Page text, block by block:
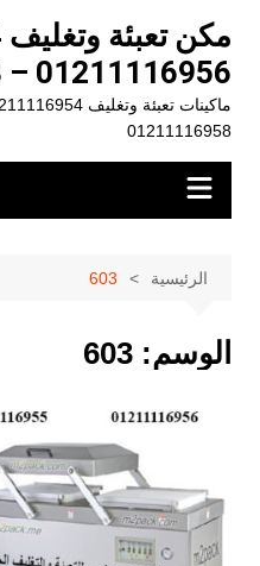
المحتوى01211116956 – 01211116958
01211116958
الرئيسية 603
الوسم: 603